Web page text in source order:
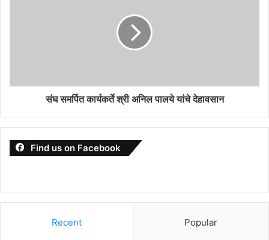
संघ समर्पित कार्यकर्ते श्री अनिल पालये यांचे देहावसान
Find us on Facebook
Recent Popular